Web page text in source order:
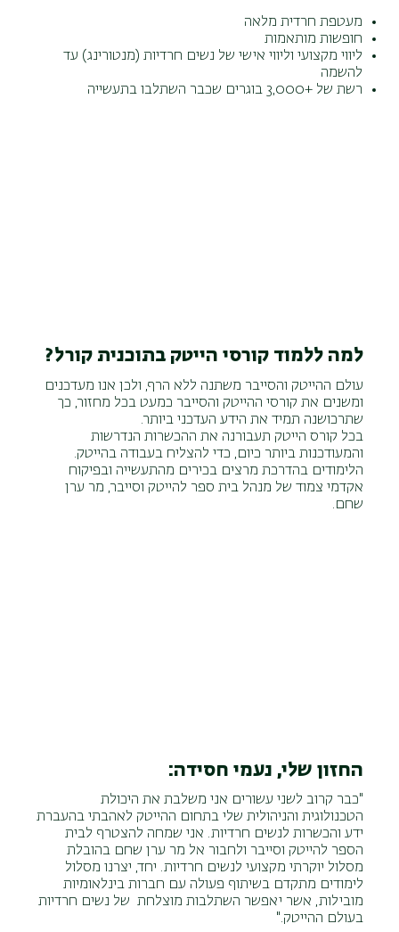
מעטפת חרדית מלאה
חופשות מותאמות
ליווי מקצועי וליווי אישי של נשים חרדיות (מנטורינג) עד
להשמה
רשת של +3,000 בוגרים שכבר השתלבו בתעשייה
למה ללמוד קורסי הייטק בתוכנית קורל?
עולם ההייטק והסייבר משתנה ללא הרף, ולכן אנו מעדכנים
ומשנים את קורסי ההייטק והסייבר כמעט בכל מחזור, כך
שתרכושנה תמיד את הידע העדכני ביותר.
בכל קורס הייטק תעבורנה את ההכשרות הנדרשות
והמעודכנות ביותר כיום, כדי להצליח בעבודה בהייטק.
הלימודים בהדרכת מרצים בכירים מהתעשייה ובפיקוח
אקדמי צמוד של מנהל בית ספר להייטק וסייבר, מר ערן
שחם.
החזון שלי, נעמי חסידה:
"כבר קרוב לשני עשורים אני משלבת את היכולת
הטכנולוגית והניהולית שלי בתחום ההייטק לאהבתי בהעברת
ידע והכשרות לנשים חרדיות. אני שמחה להצטרף לבית
הספר להייטק וסייבר ולחבור אל מר ערן שחם בהובלת
מסלול יוקרתי מקצועי לנשים חרדיות. יחד, יצרנו מסלול
לימודים מתקדם בשיתוף פעולה עם חברות בינלאומיות
מובילות, אשר יאפשר השתלבות מוצלחת של נשים חרדיות
בעולם ההייטק."